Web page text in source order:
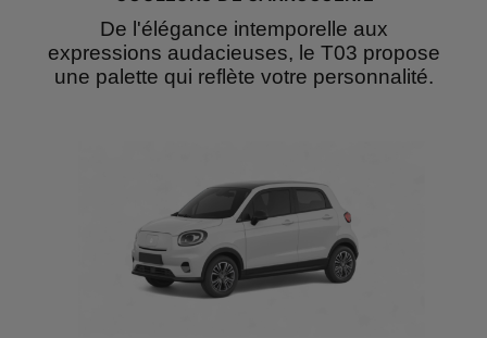
De l'élégance intemporelle aux
expressions audacieuses, le T03 propose
une palette qui reflète votre personnalité.